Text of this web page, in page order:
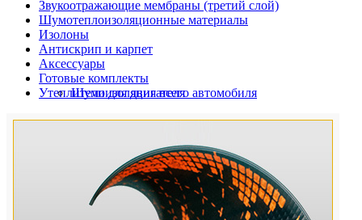
Звукоотражающие мембраны (третий слой)
Шумотеплоизоляционные материалы
Изолоны
Антискрип и карпет
Аксессуары
Готовые комплекты
Шумоизоляция всего автомобиля
Шумоизоляция пола автомобиля
Шумоизоляция остальных элементов
Утеплители для двигателя